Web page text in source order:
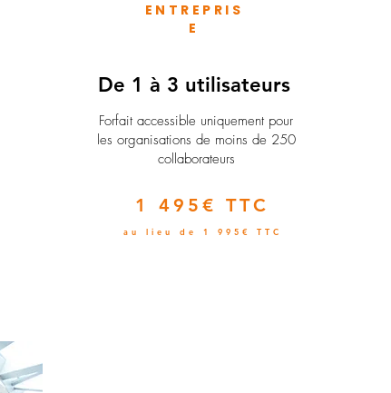
ENTREPRIS
E
De 1 à 3 utilisateurs
Forfait accessible uniquement pour
les organisations de moins de 250
collaborateurs
1 495€ TTC
au lieu de 1 995€ TTC